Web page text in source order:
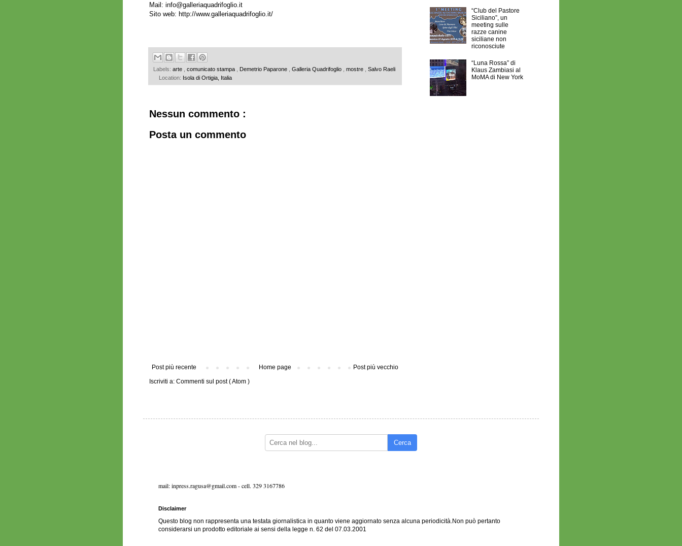
Mail: info@galleriaquadrifoglio.it
Sito web: http://www.galleriaquadrifoglio.it/
Labels: arte comunicato stampa Demetrio Paparone Galleria Quadrifoglio mostre
Salvo Raeli
Location: Isola di Ortigia, Italia
Nessun commento :
Posta un commento
Post più recente Post più vecchio
Home page
Iscriviti a: Commenti sul post ( Atom )
“Club del Pastore
Siciliano”, un
meeting sulle
razze canine
siciliane non
riconosciute
“Luna Rossa” di
Klaus Zambiasi al
MoMA di New York
Cerca
mail: inpress.ragusa@gmail.com -cell. 329 3167786
Disclaimer
Questo blog non rappresenta una testata giornalistica in quanto viene aggiornato senza alcuna periodicità.Non può pertanto
considerarsi un prodotto editoriale ai sensi della legge n. 62 del 07.03.2001